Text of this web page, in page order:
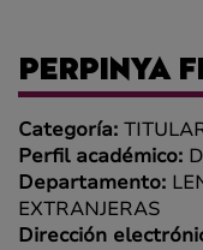
PERPINYA
Categoría:
Perfil académico:
Departamento:
EXTRANJERAS
Dirección